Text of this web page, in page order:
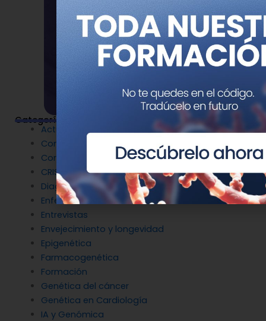
Categorías
Actualidad
Congresos
Coronavirus
CRISPR
Diagnóstico Genético
Enfermedades Raras
Entrevistas
Envejecimiento y longevidad
Epigenética
Farmacogenética
Formación
Genética del cáncer
Genética en Cardiología
IA y Genómica